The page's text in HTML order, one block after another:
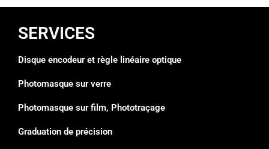
SERVICES
Disque encodeur et règle linéaire optique
Photomasque sur verre
Photomasque sur film, Phototraçage
Graduation de précision